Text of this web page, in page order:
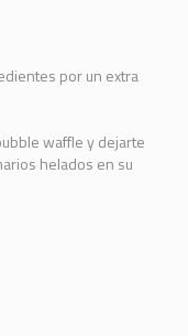
por un extra
waffle y dejarte
helados en su